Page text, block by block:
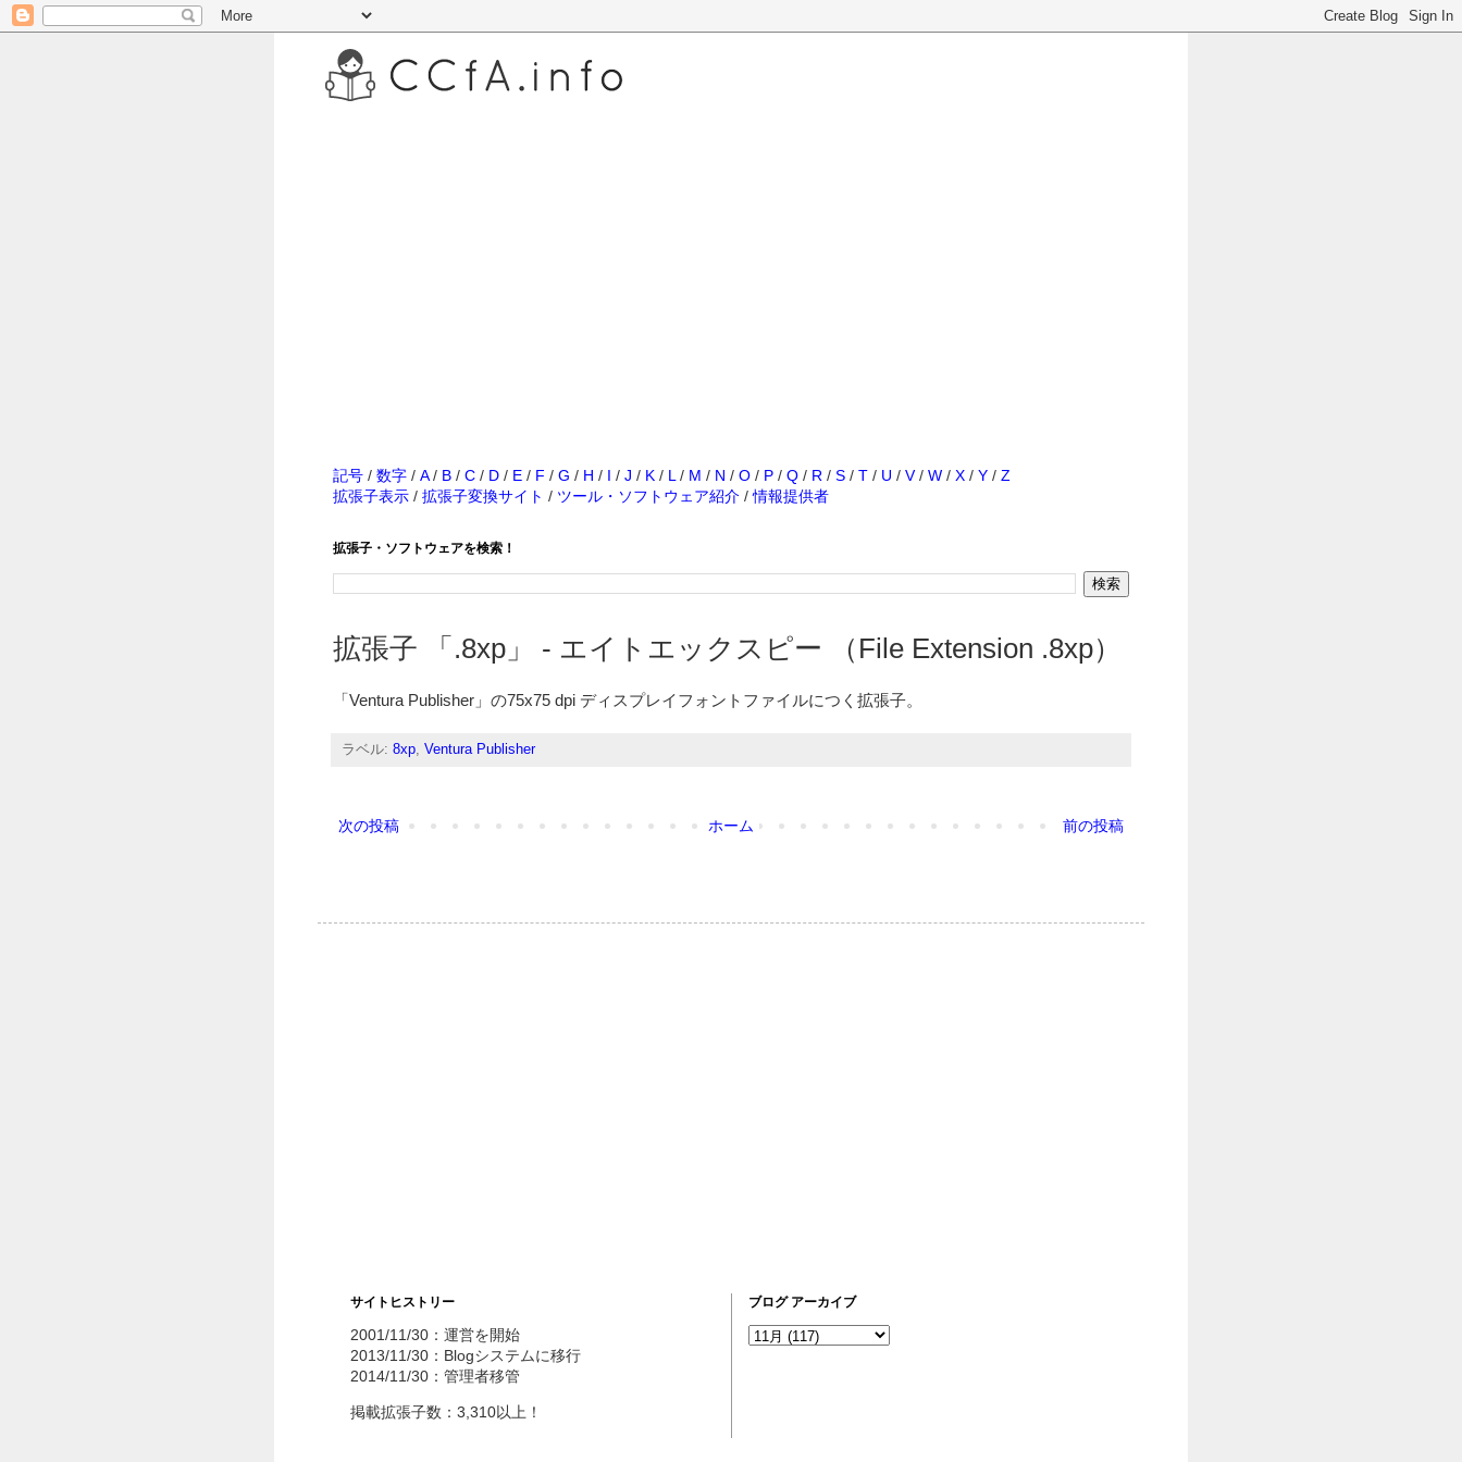
記号 / 数字 / A/ B / C / D / E / F / G / H / I / J / K / L / M / N / O / P / Q / R / S / T / U / V/ W / X / Y / Z
拡張子表示 / 拡張子変換サイト / ツール・ソフトウェア紹介 /情報提供者
拡張子・ソフトウェアを検索！
拡張子 「.8xp」 - エイトエックスピー （File Extension .8xp）
「Ventura Publisher」の75x75 dpi ディスプレイフォントファイルにつく拡張子。
ラベル: 8xp, Ventura Publisher
次の投稿 前の投稿
ホーム
サイトヒストリー
2001/11/30：運営を開始
2013/11/30：Blogシステムに移行
2014/11/30：管理者移管
掲載拡張子数：3,310以上！
ブログ アーカイブ